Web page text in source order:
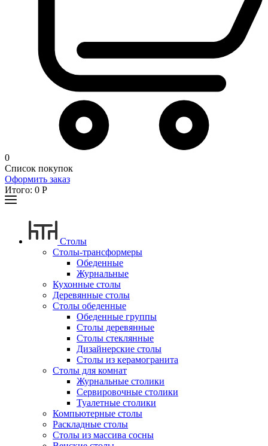
0
Список покупок
Оформить заказ
Итого: 0 Р
Столы
Столы-трансформеры
Обеденные
Журнальные
Кухонные столы
Деревянные столы
Столы обеденные
Обеденные группы
Столы деревянные
Столы стеклянные
Дизайнерские столы
Столы из керамогранита
Столы для комнат
Журнальные столики
Сервировочные столики
Туалетные столики
Компьютерные столы
Раскладные столы
Столы из массива сосны